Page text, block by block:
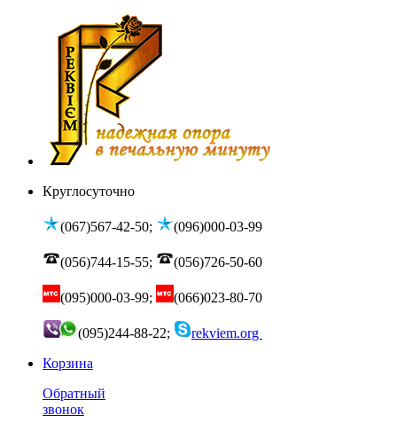
Круглосуточно
(067)567-42-50; (096)000-03-99
(056)744-15-55; (056)726-50-60
(095)000-03-99; (066)023-80-70
(095)244-88-22;
rekviem.org
Корзина
Обратный
звонок